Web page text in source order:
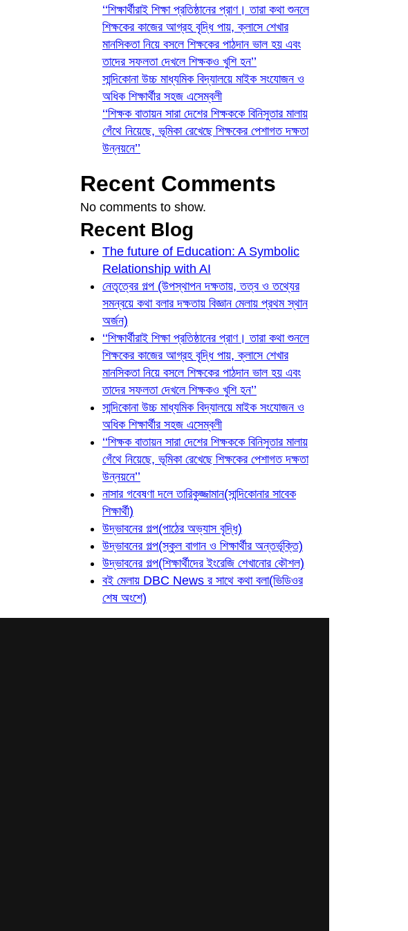
‘‘শিক্ষার্থীরাই শিক্ষা প্রতিষ্ঠানের প্রাণ। তারা কথা শুনলে
শিক্ষকের কাজের আগ্রহ বৃদ্ধি পায়, ক্লাসে শেখার
মানসিকতা নিয়ে বসলে শিক্ষকের পাঠদান ভাল হয় এবং
তাদের সফলতা দেখলে শিক্ষকও খুশি হন’’
সান্দিকোনা উচ্চ মাধ্যমিক বিদ্যালয়ে মাইক সংযোজন ও
অধিক শিক্ষার্থীর সহজ এসেম্বলী
‘‘শিক্ষক বাতায়ন সারা দেশের শিক্ষককে বিনিসুতার মালায়
গেঁথে নিয়েছে, ভূমিকা রেখেছে শিক্ষকের পেশাগত দক্ষতা
উন্নয়নে’’
Recent Comments
No comments to show.
Recent Blog
The future of Education: A Symbolic
Relationship with AI
নেতৃত্বের গল্প (উপস্থাপন দক্ষতায়, তত্ব ও তথ্যের
সমন্বয়ে কথা বলার দক্ষতায় বিজ্ঞান মেলায় প্রথম স্থান
অর্জন)
‘‘শিক্ষার্থীরাই শিক্ষা প্রতিষ্ঠানের প্রাণ। তারা কথা শুনলে
শিক্ষকের কাজের আগ্রহ বৃদ্ধি পায়, ক্লাসে শেখার
মানসিকতা নিয়ে বসলে শিক্ষকের পাঠদান ভাল হয় এবং
তাদের সফলতা দেখলে শিক্ষকও খুশি হন’’
সান্দিকোনা উচ্চ মাধ্যমিক বিদ্যালয়ে মাইক সংযোজন ও
অধিক শিক্ষার্থীর সহজ এসেম্বলী
‘‘শিক্ষক বাতায়ন সারা দেশের শিক্ষককে বিনিসুতার মালায়
গেঁথে নিয়েছে, ভূমিকা রেখেছে শিক্ষকের পেশাগত দক্ষতা
উন্নয়নে’’
নাসার গবেষণা দলে তারিকুজ্জামান(সান্দিকোনার সাবেক
শিক্ষার্থী)
উদ্ভাবনের গল্প(পাঠের অভ্যাস বৃদ্ধি)
উদ্ভাবনের গল্প(স্কুল বাগান ও শিক্ষার্থীর অন্তর্ভূক্তি)
উদ্ভাবনের গল্প(শিক্ষার্থীদের ইংরেজি শেখানোর কৌশল)
বই মেলায় DBC News র সাথে কথা বলা(ভিডিওর
শেষ অংশে)